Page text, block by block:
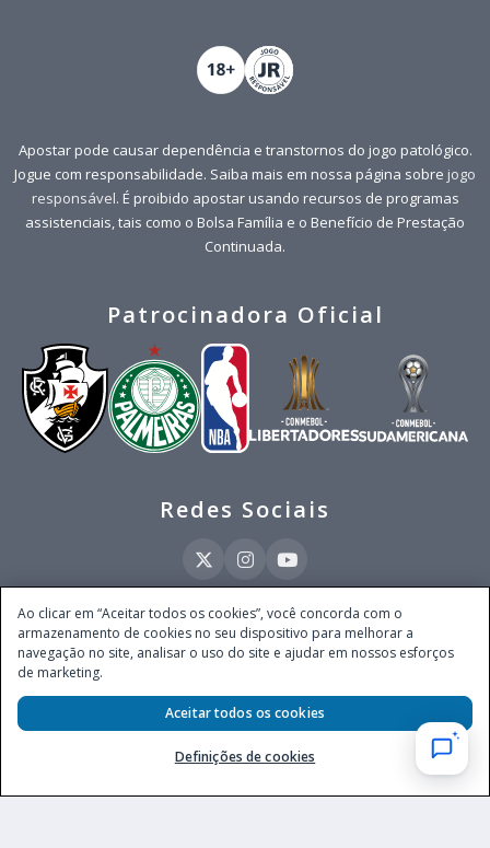
Apostar pode causar dependência e transtornos do jogo patológico.
Jogue com responsabilidade. Saiba mais em nossa página sobre jogo
responsável. É proibido apostar usando recursos de programas
assistenciais, tais como o Bolsa Família e o Benefício de Prestação
Continuada.
Patrocinadora Oficial
Redes Sociais
Este site é operado pela Ventmear Brasil LTDA (CNPJ 52.868.380/0001-84), com
endereço na Avenida Brigadeiro Faria Lima, nº 4.055, 3º andar, Itaim Bibi, no
Município de São Paulo, Estado de São Paulo, CEP 04538-133, Brasil - empresa
autorizada a operar apostas de quota fixa em todo território nacional pela
Secretaria de Prêmios e Apostas do Ministério da Fazenda, conforme Portaria nº
247, de 07.02.2025, publicada no DOU em 11.2.2025.
Ao clicar em “Aceitar todos os cookies”, você concorda com o
armazenamento de cookies no seu dispositivo para melhorar a
navegação no site, analisar o uso do site e ajudar em nossos esforços
de marketing.
Definições de cookies
Aceitar todos os cookies